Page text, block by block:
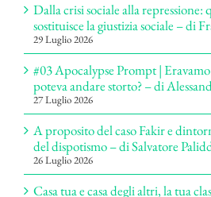
Dalla crisi sociale alla
sostituisce la giustizia sociale – di
29 Luglio 2026
#03 Apocalypse Prompt |
poteva andare storto? – di
27 Luglio 2026
A proposito del caso Fakir e
del dispotismo – di Salvatore
26 Luglio 2026
Casa tua e casa degli altri, la tua